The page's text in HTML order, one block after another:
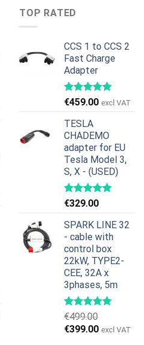
€599.00
TOP RATED
CCS 1 to CCS 2
Fast Charge
Adapter
€459.00 excl VAT
TESLA
CHADEMO
adapter for EU
Tesla Model 3,
S, X - (USED)
€329.00
SPARK LINE 32
- cable with
control box
22kW, TYPE2-
CEE, 32A x
3phases, 5m
€499.00
Ursprünglicher
€399.00Aktueller
excl VAT